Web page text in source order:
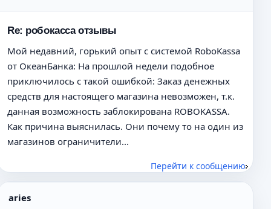
Re: робокасса отзывы
Мой недавний, горький опыт с системой RoboKassa
от ОкеанБанка: На прошлой недели подобное
приключилось с такой ошибкой: Заказ денежных
средств для настоящего магазина невозможен, т.к.
данная возможность заблокирована ROBOKASSA.
Как причина выяснилась. Они почему то на один из
магазинов ограничители...
Перейти к сообщению
aries